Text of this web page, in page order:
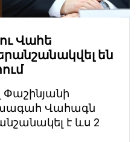
Վահե
են
Վահագն
է ևս 2